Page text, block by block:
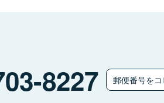
8227 郵便番号を